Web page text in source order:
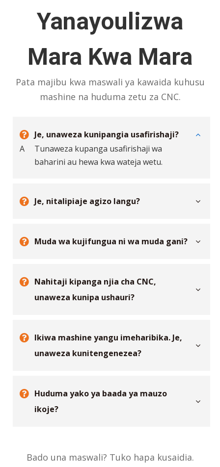
Yanayoulizwa
Mara Kwa Mara
Pata majibu kwa maswali ya kawaida kuhusu
mashine na huduma zetu za CNC.
Je, unaweza kunipangia usafirishaji?
A
Tunaweza kupanga usafirishaji wa
baharini au hewa kwa wateja wetu.
Je, nitalipiaje agizo langu?
Muda wa kujifungua ni wa muda gani?
Nahitaji kipanga njia cha CNC,
unaweza kunipa ushauri?
Ikiwa mashine yangu imeharibika. Je,
unaweza kunitengenezea?
Huduma yako ya baada ya mauzo
ikoje?
Bado una maswali? Tuko hapa kusaidia.